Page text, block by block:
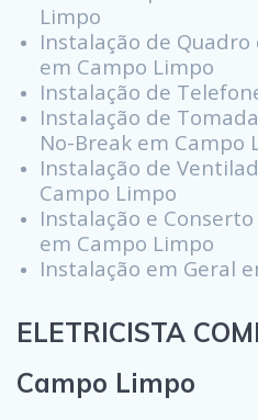
Limpo
Instalação de
em Campo Limpo
Instalação de
Instalação de
No-Break em Campo
Instalação de
Campo Limpo
Instalação e
em Campo Limpo
Instalação em Geral
ELETRICISTA
Campo Limpo